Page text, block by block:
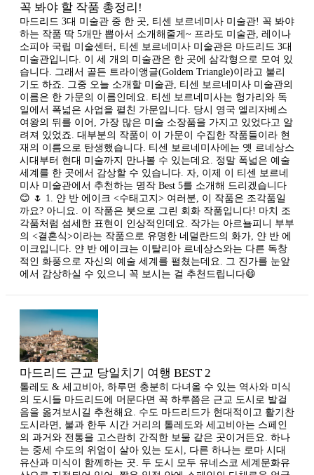
꼭 봐야 할 작품 총정리!
마드리드 3대 미술관 중 한 곳, 티센 보르네미사 미술관! 꼭 봐야
하는 작품 딱 5개만 뽑아서 소개해줄게~ 프라도 미술관, 레이나
소피아 국립 미술센터, 티센 보르네미사 미술관은 마드리드 3대
미술관입니다. 이 세 개의 미술관은 한 곳에 삼각형으로 모여 있
습니다. 그래서 골든 트라이앵글(Goldem Triangle)이라고 불리
기도 하죠. 그중 오늘 소개할 미술관, 티센 보르네미사 미술관의
이름은 한 가문의 이름인데요. 티센 보르네미사는 헝가리와 독
일에서 폭넓은 사업을 펼친 가문입니다. 당시 영국 엘리자베스
여왕의 뒤를 이어, 가장 많은 미술 소장품을 가지고 있었다고 알
려져 있었죠. 대부분의 작품이 이 가문이 수집한 작품들이라 현
재의 이름으로 탄생했습니다. 티센 보르네미사에는 옛 르네상스
시대부터 현대 미술까지 만나볼 수 있는데요. 정말 폭넓은 예술
세계를 한 곳에서 감상할 수 있습니다. 자, 이제 이 티센 보르네
미사 미술관에서 추천하는 명작 Best 5를 소개해 드리겠습니다
😊 🌷 1. 얀 반 에이크 <수태고지> 여러분, 이 작품은 조각품일
까요? 아니요. 이 작품은 붓으로 그린 회화 작품입니다! 마치 조
각품처럼 섬세한 표현이 인상적인데요. ​작가는 아르뇰피니 부부
의 <결혼식>이라는 작품으로 유명한 네덜란드의 화가, 얀 반 에
이크입니다. 얀 반 에이크는 이탈리아 르네상스와는 다른 독창
적인 화풍으로 자신의 예술 세계를 펼쳤는데요. 그 진가를 눈앞
에서 감상하실 수 있으니 꼭 보시는 걸 추천드립니다😄
마드리드 근교 당일치기 여행 BEST 2
톨레도 & 세고비아, 하루면 충분히 다녀올 수 있는 역사와 미식
의 도시들 마드리드에 머문다면 꼭 하루쯤은 근교 도시로 발걸
음을 옮겨보시길 추천해요. 수도 마드리드가 현대적이고 활기찬
도시라면, 불과 한두 시간 거리의 톨레도와 세고비아는 스페인
의 과거와 전통을 고스란히 간직한 보물 같은 곳이거든요. 하나
는 중세 수도의 위엄이 살아 있는 도시, 다른 하나는 로마 시대
유산과 미식이 함께하는 곳. 두 도시 모두 유네스코 세계문화유